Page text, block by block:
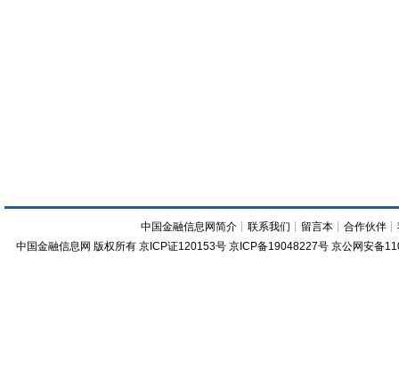
中国金融信息网简介 ┊联系我们 ┊ 留言本 ┊合作伙伴 ┊
中国金融信息网 版权所有 京ICP证120153号 京ICP备19048227号 京公网安备